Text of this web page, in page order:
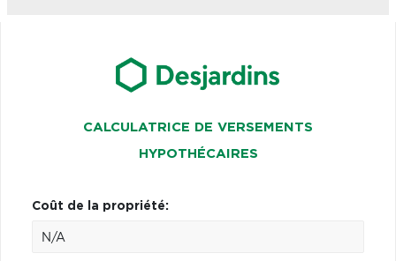
CALCULATRICE DE VERSEMENTS
HYPOTHÉCAIRES
Coût de la propriété: